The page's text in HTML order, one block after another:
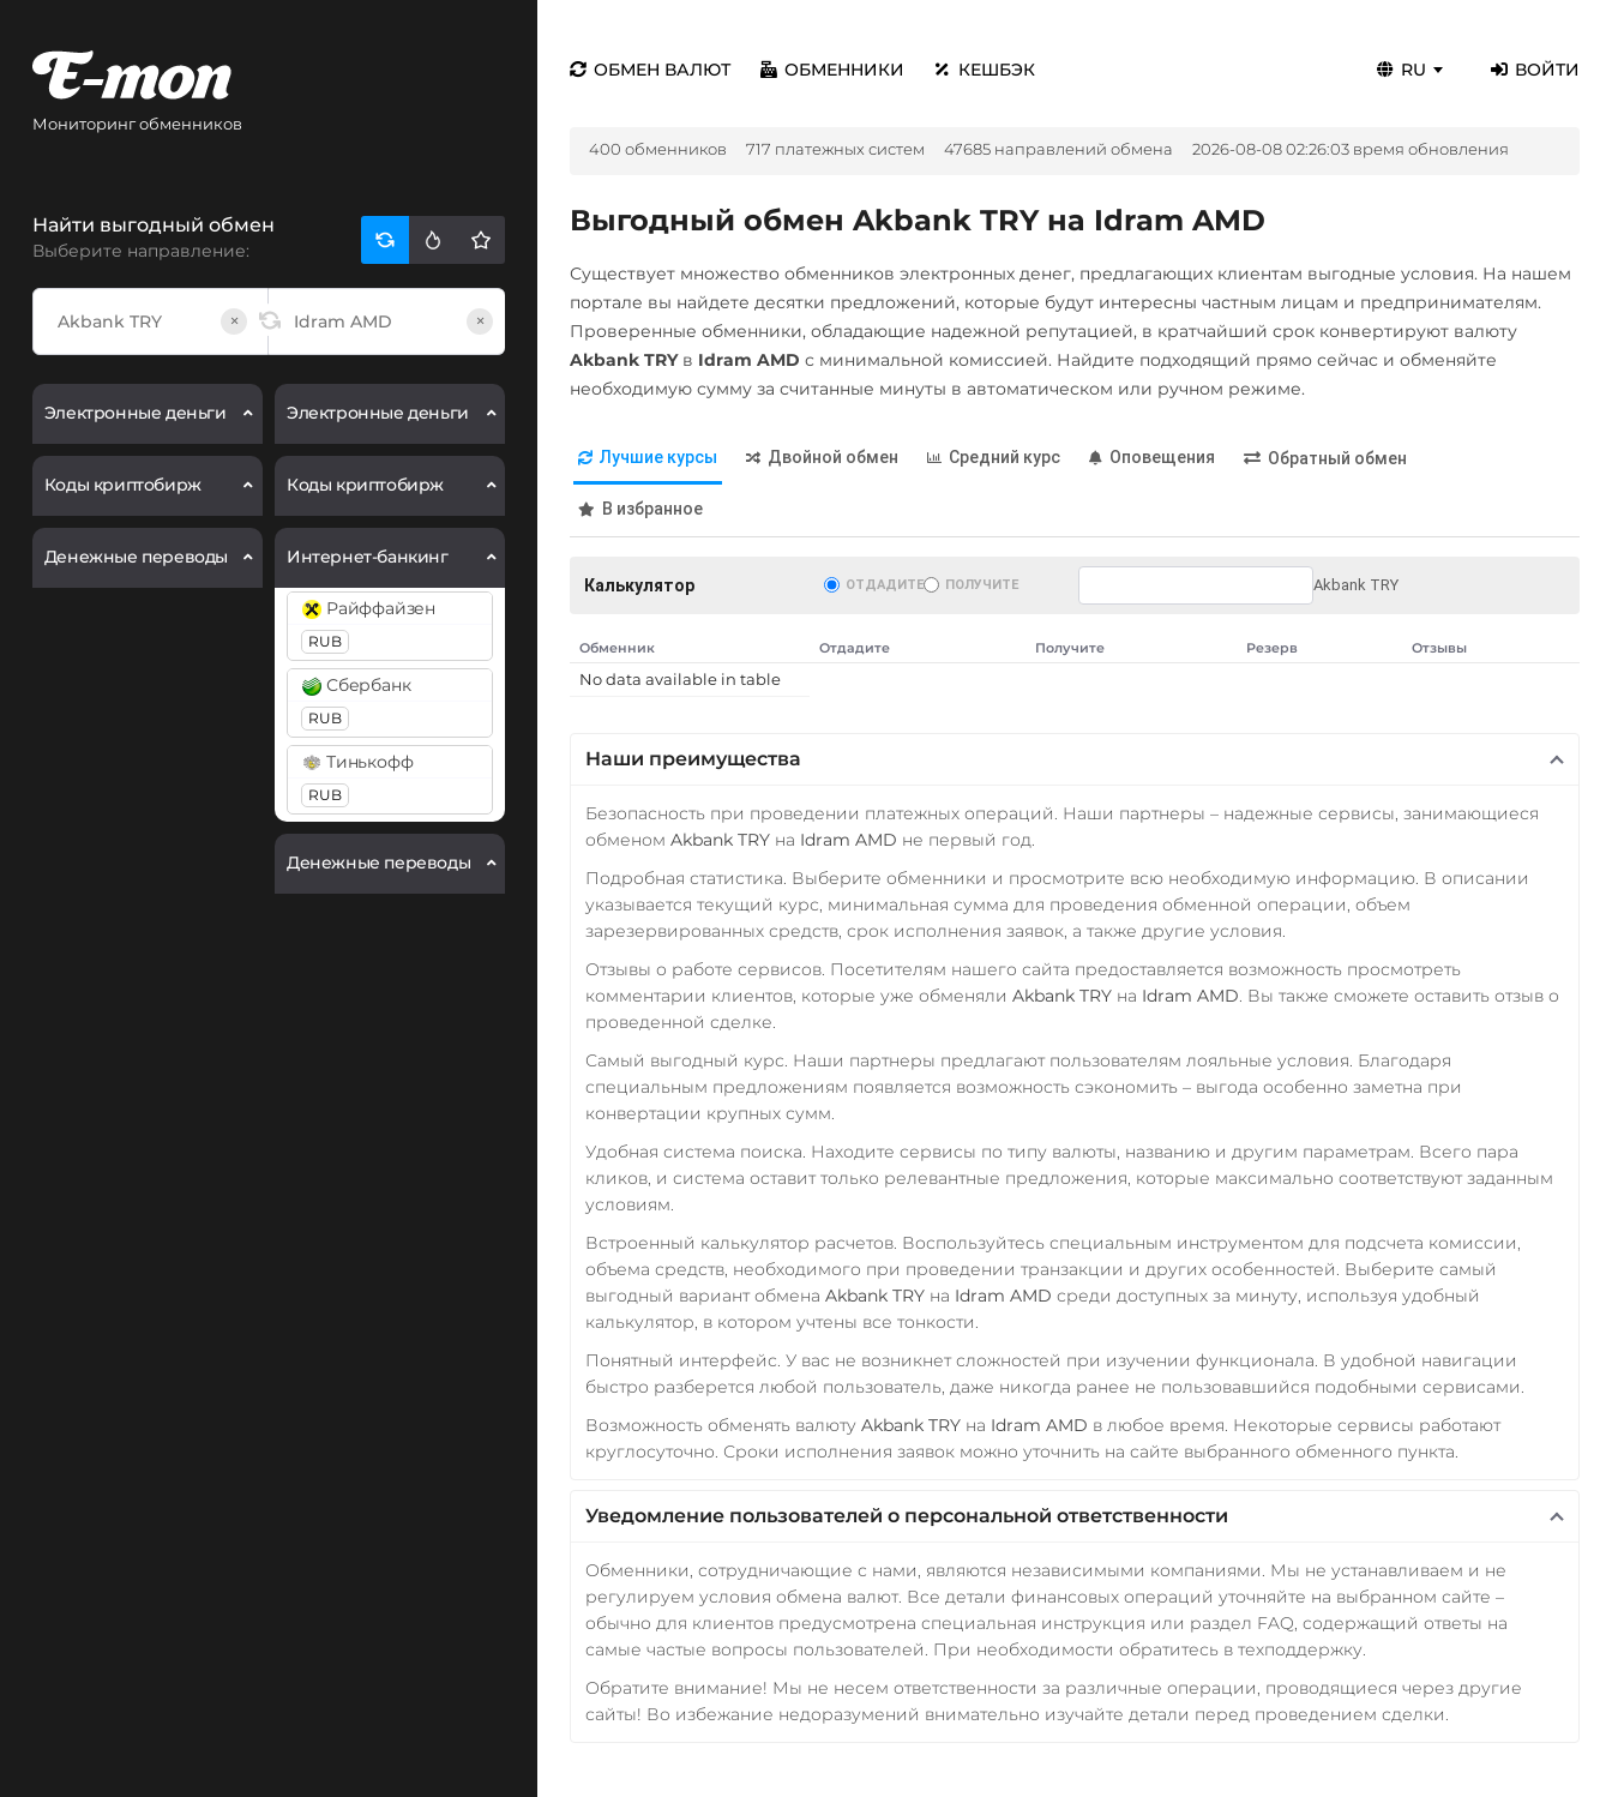
Мониторинг обменников
Найти выгодный обмен
Выберите направление:
× ×
Электронные деньги
Коды криптобирж
Денежные переводы
Электронные деньги
Коды криптобирж
Интернет-банкинг
Райффайзен
RUB
Сбербанк
RUB
Тинькофф
RUB
Денежные переводы
ОБМЕН ВАЛЮТ ОБМЕННИКИ КЕШБЭК RU ВОЙТИ
400 обменников 717 платежных систем 47685 направлений обмена 2026-08-08 02:26:03 время обновления
Выгодный обмен Akbank TRY на Idram AMD
Существует множество обменников электронных денег, предлагающих клиентам выгодные условия. На нашем
портале вы найдете десятки предложений, которые будут интересны частным лицам и предпринимателям.
Проверенные обменники, обладающие надежной репутацией, в кратчайший срок конвертируют валюту
Akbank TRYв Idram AMD с минимальной комиссией. Найдите подходящий прямо сейчас и обменяйте
необходимую сумму за считанные минуты в автоматическом или ручном режиме.
Лучшие курсы Двойной обмен Средний курс Оповещения Обратный обмен
В избранное
Калькулятор ОТДАДИТЕ ПОЛУЧИТЕ Akbank TRY
Обменник Отдадите Получите Резерв Отзывы
No data available in table
Наши преимущества
Безопасность при проведении платежных операций. Наши партнеры – надежные сервисы, занимающиеся
обменом Akbank TRYна Idram AMD не первый год.
Подробная статистика. Выберите обменники и просмотрите всю необходимую информацию. В описании
указывается текущий курс, минимальная сумма для проведения обменной операции, объем
зарезервированных средств, срок исполнения заявок, а также другие условия.
Отзывы о работе сервисов. Посетителям нашего сайта предоставляется возможность просмотреть
комментарии клиентов, которые уже обменяли Akbank TRYна Idram AMD. Вы также сможете оставить отзыв о
проведенной сделке.
Самый выгодный курс. Наши партнеры предлагают пользователям лояльные условия. Благодаря
специальным предложениям появляется возможность сэкономить – выгода особенно заметна при
конвертации крупных сумм.
Удобная система поиска. Находите сервисы по типу валюты, названию и другим параметрам. Всего пара
кликов, и система оставит только релевантные предложения, которые максимально соответствуют заданным
условиям.
Встроенный калькулятор расчетов. Воспользуйтесь специальным инструментом для подсчета комиссии,
объема средств, необходимого при проведении транзакции и других особенностей. Выберите самый
выгодный вариант обмена Akbank TRYна Idram AMD среди доступных за минуту, используя удобный
калькулятор, в котором учтены все тонкости.
Понятный интерфейс. У вас не возникнет сложностей при изучении функционала. В удобной навигации
быстро разберется любой пользователь, даже никогда ранее не пользовавшийся подобными сервисами.
Возможность обменять валюту Akbank TRYна Idram AMD в любое время. Некоторые сервисы работают
круглосуточно. Сроки исполнения заявок можно уточнить на сайте выбранного обменного пункта.
Уведомление пользователей о персональной ответственности
Обменники, сотрудничающие с нами, являются независимыми компаниями. Мы не устанавливаем и не
регулируем условия обмена валют. Все детали финансовых операций уточняйте на выбранном сайте –
обычно для клиентов предусмотрена специальная инструкция или раздел FAQ, содержащий ответы на
самые частые вопросы пользователей. При необходимости обратитесь в техподдержку.
Обратите внимание! Мы не несем ответственности за различные операции, проводящиеся через другие
сайты! Во избежание недоразумений внимательно изучайте детали перед проведением сделки.